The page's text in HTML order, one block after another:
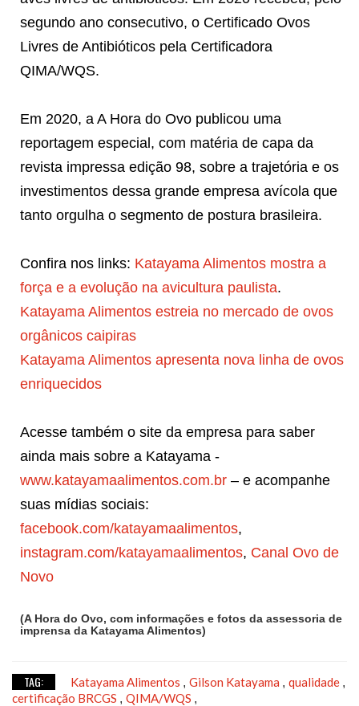
segundo ano consecutivo, o Certificado Ovos
Livres de Antibióticos pela Certificadora
QIMA/WQS.
Em 2020, a A Hora do Ovo publicou uma
reportagem especial, com matéria de capa da
revista impressa edição 98, sobre a trajetória e os
investimentos dessa grande empresa avícola que
tanto orgulha o segmento de postura brasileira.
Confira nos links: Katayama Alimentos mostra a
força e a evolução na avicultura paulista.
Katayama Alimentos estreia no mercado de ovos
orgânicos caipiras
Katayama Alimentos apresenta nova linha de ovos
enriquecidos
Acesse também o site da empresa para saber
ainda mais sobre a Katayama -
www.katayamaalimentos.com.br – e acompanhe
suas mídias sociais:
facebook.com/katayamaalimentos,
instagram.com/katayamaalimentos, Canal Ovo de
Novo
(A Hora do Ovo, com informações e fotos da assessoria de
imprensa da Katayama Alimentos)
TAG: Katayama Alimentos , Gilson Katayama , qualidade ,
certificação BRCGS , QIMA/WQS ,